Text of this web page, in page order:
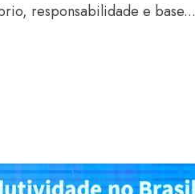
responsabilidade e base...